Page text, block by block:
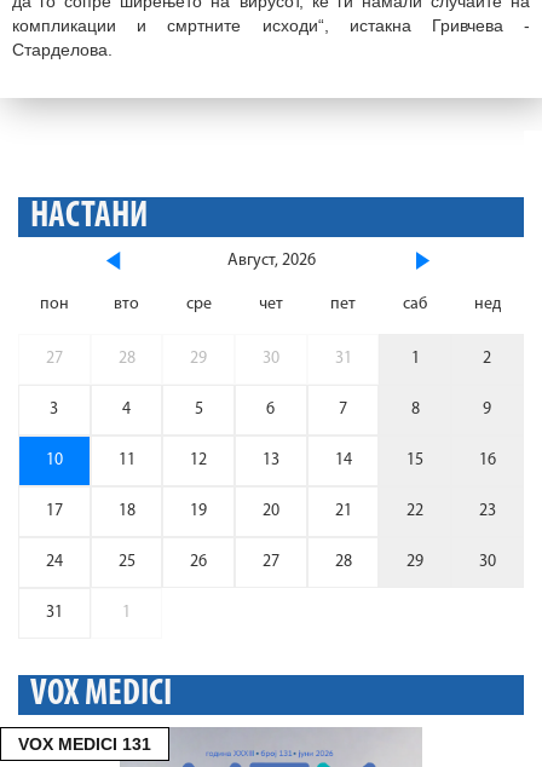
компликации и смртните исходи“, истакна Гривчева -
Старделова.
НАСТАНИ
Август, 2026
пон вто сре чет пет саб нед
27 28 29 30 31 1 2
3 4 5 6 7 8 9
10 11 12 13 14 15 16
17 18 19 20 21 22 23
24 25 26 27 28 29 30
31 1
VOX MEDICI
VOX MEDICI 131